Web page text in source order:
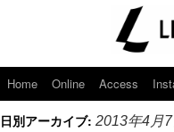
Home Online Access
日別アーカイブ: 2013年4月